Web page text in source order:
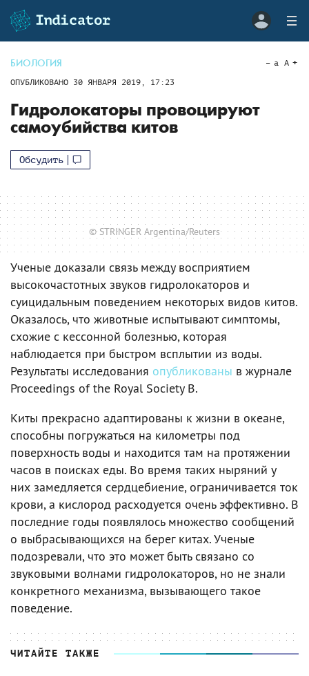
БИОЛОГИЯ
ОПУБЛИКОВАНО 30 ЯНВАРЯ 2019, 17:23
a A
Гидролокаторы провоцируют
самоубийства китов
Обсудить
© STRINGER Argentina/Reuters
Ученые доказали связь между восприятием
высокочастотных звуков гидролокаторов и
суицидальным поведением некоторых видов китов.
Оказалось, что животные испытывают симптомы,
схожие с кессонной болезнью, которая
наблюдается при быстром всплытии из воды.
Результаты исследования опубликованы в журнале
Proceedings of the Royal Society B.
Киты прекрасно адаптированы к жизни в океане,
способны погружаться на километры под
поверхность воды и находится там на протяжении
часов в поисках еды. Во время таких ныряний у
них замедляется сердцебиение, ограничивается ток
крови, а кислород расходуется очень эффективно. В
последние годы появлялось множество сообщений
о выбрасывающихся на берег китах. Ученые
подозревали, что это может быть связано со
звуковыми волнами гидролокаторов, но не знали
конкретного механизма, вызывающего такое
поведение.
ЧИТАЙТЕ ТАКЖЕ